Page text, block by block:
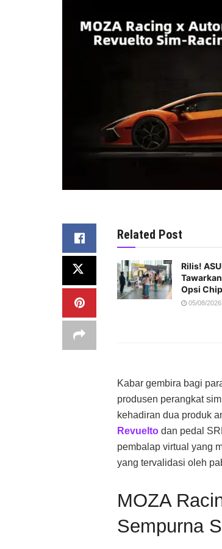
Related Post
Rilis!
Opsi
05/08/2026
Kabar gembira bagi
produsen perangkat
kehadiran dua produk
Revuelto dan pedal
pembalap virtual yang
yang tervalidasi oleh
MOZA
Sempurna